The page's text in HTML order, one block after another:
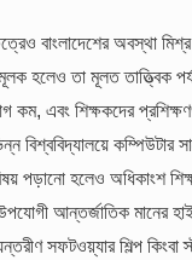
বাংলাদেশের অবস্থা
হলেও তা মূলত তাত্ত্বিক
কম, এবং শিক্ষকদের
বিশ্ববিদ্যালয়ে কম্পিউটার
পড়ানো হলেও অধিকাংশ
আন্তর্জাতিক মানের
সফটওয়্যার শিল্প কিংবা